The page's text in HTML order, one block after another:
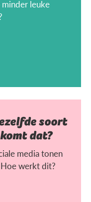
leuke
soort
dat?
media tonen
werkt dit?